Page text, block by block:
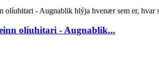
olíuhitari - Augnablik...